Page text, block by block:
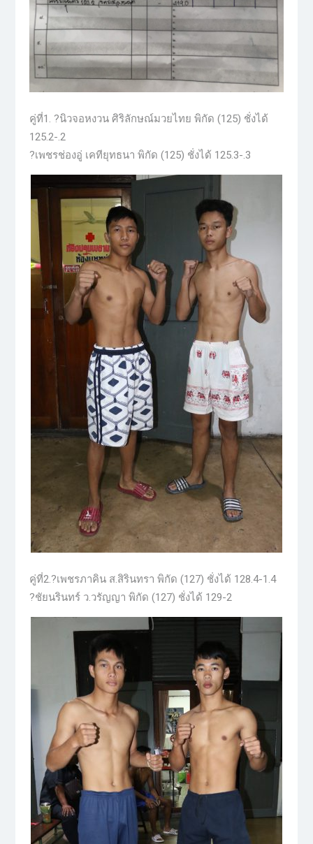
คู่ที่1. ?นิวจอหงวน ศิริลักษณ์มวยไทย พิกัด (125) ชั่งได้
125.2-.2
?เพชรช่องอู่ เคทียุทธนา พิกัด (125) ชั่งได้ 125.3-.3
คู่ที่2.?เพชรภาคิน ส.สิรินทรา พิกัด (127) ชั่งได้ 128.4-1.4
?ชัยนรินทร์ ว.วรัญญา พิกัด (127) ชั่งได้ 129-2